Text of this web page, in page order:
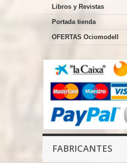
Libros y Revistas
Portada tienda
OFERTAS Ociomodell
FABRICANTES